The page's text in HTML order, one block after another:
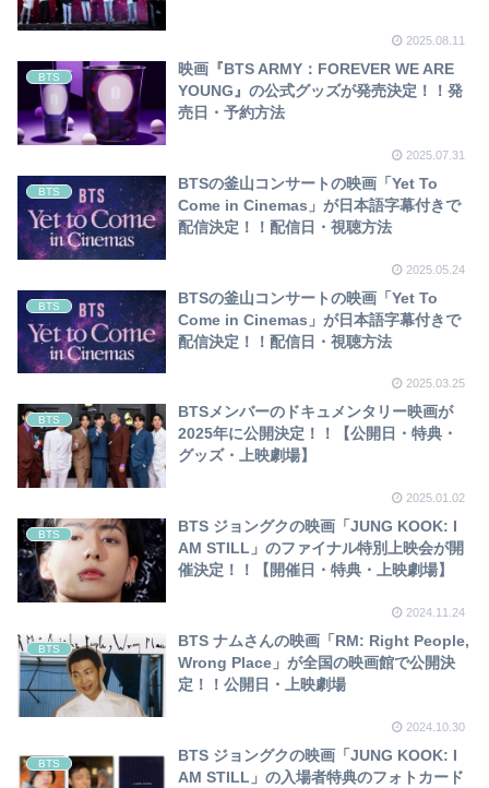
2025.08.11
BTS
映画『BTS ARMY：FOREVER WE ARE
YOUNG』の公式グッズが発売決定！！発
売日・予約方法
2025.07.31
BTS
BTSの釜山コンサートの映画「Yet To
Come in Cinemas」が日本語字幕付きで
配信決定！！配信日・視聴方法
2025.05.24
BTS
BTSの釜山コンサートの映画「Yet To
Come in Cinemas」が日本語字幕付きで
配信決定！！配信日・視聴方法
2025.03.25
BTS
BTSメンバーのドキュメンタリー映画が
2025年に公開決定！！【公開日・特典・
グッズ・上映劇場】
2025.01.02
BTS
BTS ジョングクの映画「JUNG KOOK: I
AM STILL」のファイナル特別上映会が開
催決定！！【開催日・特典・上映劇場】
2024.11.24
BTS
BTS ナムさんの映画「RM: Right People,
Wrong Place」が全国の映画館で公開決
定！！公開日・上映劇場
2024.10.30
BTS
BTS ジョングクの映画「JUNG KOOK: I
AM STILL」の入場者特典のフォトカード